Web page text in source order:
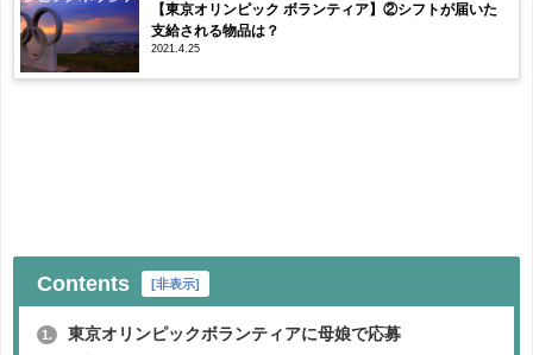
【東京オリンピック ボランティア】②シフトが届いた
支給される物品は？
2021.4.25
Contents [非表示]
1. 東京オリンピックボランティアに母娘で応募